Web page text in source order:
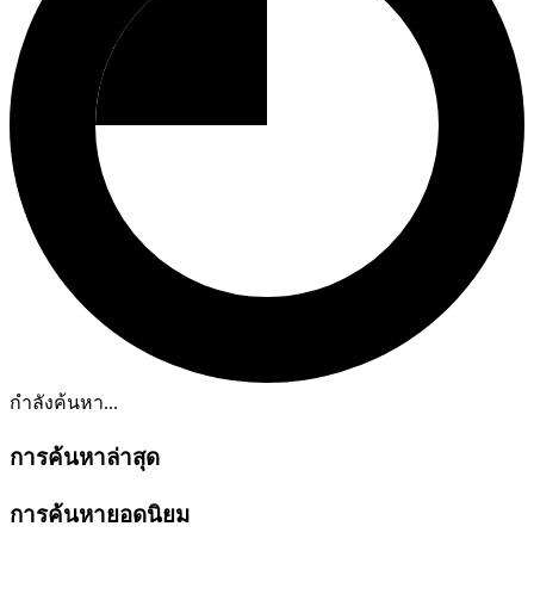
กำลังค้นหา...
การค้นหาล่าสุด
การค้นหายอดนิยม